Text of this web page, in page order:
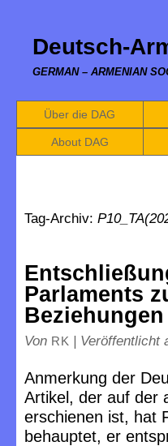
Deutsch-
GERMAN – ARMENIAN
Über die DAG
About DAG
Tag-Archiv:
Parlaments
Von RK | Veröffentlicht
Anmerkung der
Artikel, der auf der
erschienen ist, hat
behauptet, er